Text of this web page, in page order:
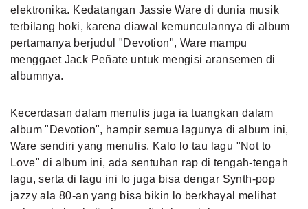
elektronika. Kedatangan Jassie Ware di dunia musik
terbilang hoki, karena diawal kemunculannya di album
pertamanya berjudul "Devotion", Ware mampu
menggaet Jack Peñate untuk mengisi aransemen di
albumnya.
Kecerdasan dalam menulis juga ia tuangkan dalam
album "Devotion", hampir semua lagunya di album ini,
Ware sendiri yang menulis. Kalo lo tau lagu "Not to
Love" di album ini, ada sentuhan rap di tengah-tengah
lagu, serta di lagu ini lo juga bisa dengar Synth-pop
jazzy ala 80-an yang bisa bikin lo berkhayal melihat